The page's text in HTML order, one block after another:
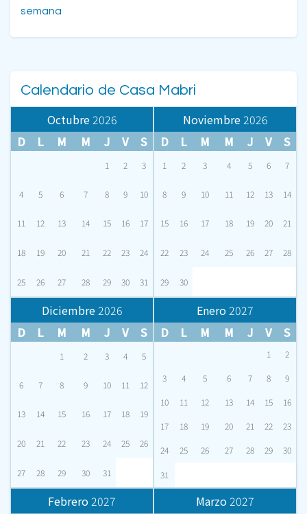
semana
Calendario de Casa Mabri
Octubre2026
D
L M M J V S
1 2 3
4 5 6 7 8 9 10
11 12 13 14 15 16 17
18 19 20 21 22 23 24
25 26 27 28 29 30 31
Noviembre2026
D
L M M J V S
1 2 3 4 5 6 7
8 9 10 11 12 13 14
15 16 17 18 19 20 21
22 23 24 25 26 27 28
29 30
Diciembre2026
D
L M M J V S
1 2 3 4 5
6 7 8 9 10 11 12
13 14 15 16 17 18 19
20 21 22 23 24 25 26
27 28 29 30 31
Enero2027
D
L M M J V S
1 2
3 4 5 6 7 8 9
10 11 12 13 14 15 16
17 18 19 20 21 22 23
24 25 26 27 28 29 30
31
Febrero2027
Marzo2027